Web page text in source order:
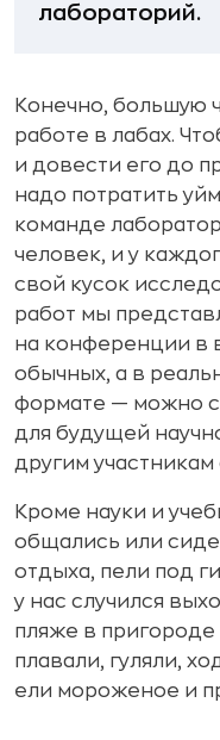
лабораторий.
Конечно, большую
работе в лабах.
и довести его до
надо потратить
команде
человек, и у
свой кусок
работ мы
на конференции в
обычных, а в
формате — можно
для будущей
другим
Кроме науки и
общались или
отдыха, пели под
у нас случился
пляже в
плавали, гуляли,
ели мороженое и